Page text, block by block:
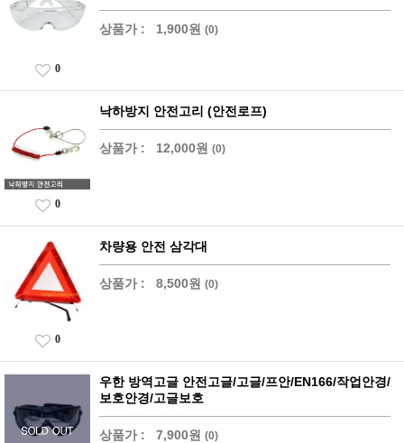
상품가 : 1,900원 (0)
0
낙하방지 안전고리 (안전로프)
상품가 : 12,000원 (0)
0
차량용 안전 삼각대
상품가 : 8,500원 (0)
0
우한 방역고글 안전고글/고글/프안/EN166/작업안경/
보호안경/고글보호
상품가 : 7,900원 (0)